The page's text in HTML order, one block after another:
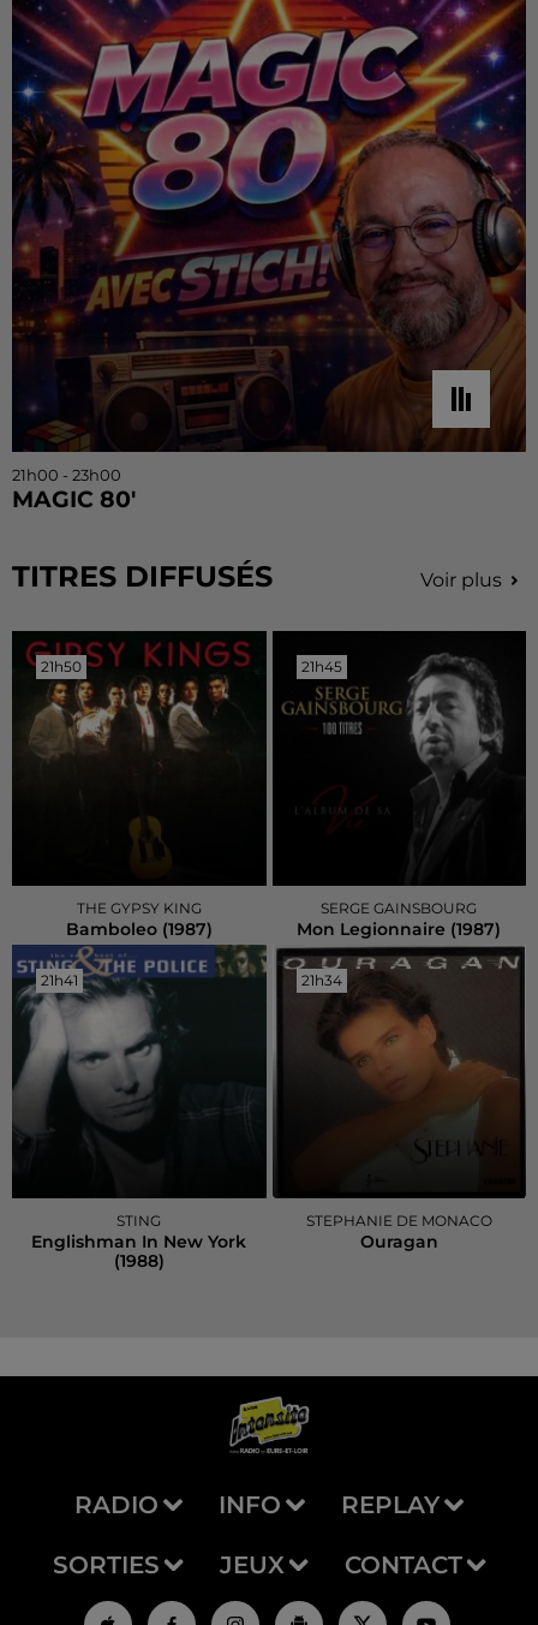
21h00 - 23h00
MAGIC 80'
TITRES DIFFUSÉS Voir plus
21h50
21h50
THE GYPSY KING
Bamboleo (1987)
21h45
21h45
SERGE GAINSBOURG
Mon Legionnaire (1987)
21h41
21h41
STING
Englishman In New York
(1988)
21h34
21h34
STEPHANIE DE MONACO
Ouragan
RADIO INFO REPLAY
SORTIES JEUX CONTACT